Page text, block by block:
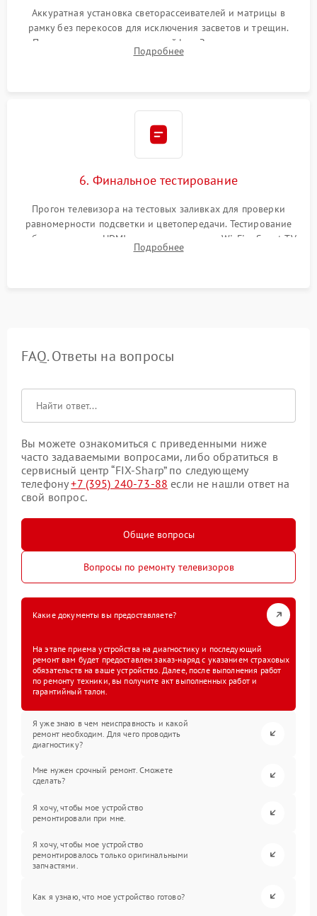
Аккуратная установка светорассеивателей и матрицы в
рамку без перекосов для исключения засветов и трещин.
Подключение внутренних шлейфов. Закрытие корпуса.
Сброс настроек и обновление программного обеспечения.
Подробнее
6. Финальное тестирование
Прогон телевизора на тестовых заливках для проверки
равномерности подсветки и цветопередачи. Тестирование
работы разъемов HDMI, динамиков, модуля Wi-Fi и Smart TV
в рабочем режиме в течение нескольких часов.
Подробнее
FAQ. Ответы на вопросы
Вы можете ознакомиться с приведенными ниже
часто задаваемыми вопросами, либо обратиться в
сервисный центр “FIX-Sharp” по следующему
телефону+7 (395) 240-73-88 если не нашли ответ на
свой вопрос.
Общие вопросы
Вопросы по ремонту телевизоров
Какие документы вы предоставляете?
На этапе приема устройства на диагностику и последующий
ремонт вам будет предоставлен заказ-наряд с указанием страховых
обязательств на ваше устройство. Далее, после выполнения работ
по ремонту техники, вы получите акт выполненных работ и
гарантийный талон.
Я уже знаю в чем неисправность и какой
ремонт необходим. Для чего проводить
диагностику?
Мне нужен срочный ремонт. Сможете
сделать?
Я хочу, чтобы мое устройство
ремонтировали при мне.
Я хочу, чтобы мое устройство
ремонтировалось только оригинальными
запчастями.
Как я узнаю, что мое устройство готово?